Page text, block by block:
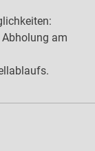
am